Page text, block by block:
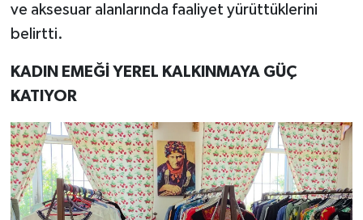
ve aksesuar alanlarında faaliyet yürüttüklerini
belirtti.
KADIN EMEĞİ YEREL KALKINMAYA GÜÇ
KATIYOR